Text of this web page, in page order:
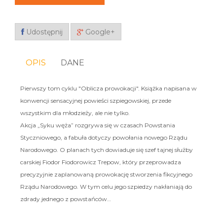
Udostępnij Google+
OPIS DANE
Pierwszy tom cyklu "Oblicza prowokacji". Książka napisana w
konwencji sensacyjnej powieści szpiegowskiej, przede
wszystkim dla młodzieży, ale nie tylko.
Akcja „Syku węża” rozgrywa się w czasach Powstania
Styczniowego, a fabuła dotyczy powołania nowego Rządu
Narodowego. O planach tych dowiaduje się szef tajnej służby
carskiej Fiodor Fiodorowicz Trepow, który przeprowadza
precyzyjnie zaplanowaną prowokację stworzenia fikcyjnego
Rządu Narodowego. W tym celu jego szpiedzy nakłaniają do
zdrady jednego z powstańców…